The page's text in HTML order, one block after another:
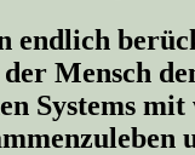
Mensch
Systems